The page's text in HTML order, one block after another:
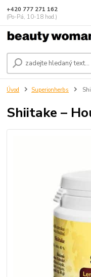
+420 777 271 162
(Po-Pá, 10-18 hod.)
Úvod Superionherbs
Shiitake –